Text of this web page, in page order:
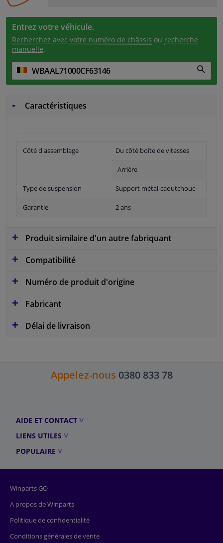
Entrez votre véhicule.
Recherchez avec votre numéro de châssis ou recherche
manuelle.
Caractéristiques
Côté d'assemblage Du côté boîte de vitesses
Arrière
Type de suspension Support métal-caoutchouc
Garantie 2 ans
Produit similaire d'un autre fabriquant
Compatibilité
Numéro de produit d'origine
Fabricant
Délai de livraison
Appelez-nous 0380 833 78
AIDE ET CONTACT
LIENS UTILES
POPULAIRE
Winparts GO
A propos de Winparts
Politique de confidentialité
Conditions générales de vente